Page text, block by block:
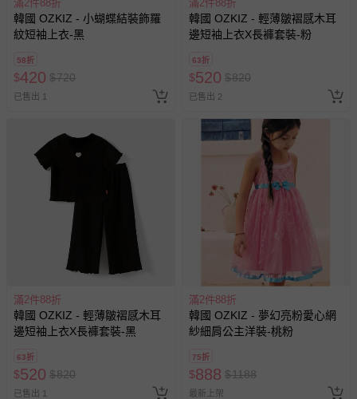
示字句等說明貼紙、封條者。
國際航空、客運、訂房等服務。
相關的退換貨辦理流程，可詳見：退換貨 & 退款問題
運送服務：目前提供的運送僅限台灣本島。如您位於離島地
區，可能會無法配送，或須依據商品需加收離島運費。廠商
亦保留出貨與否的權利。離島、偏遠地區、樓層親送等加價
費用，可能會另需加收。
商品實際的配達日期，可於訂單個人資料內的查詢訂單內，
已出貨通知之訊息為主。
如您收到商品，請依正常流程檢查是否完好，若商品遇瑕疵
情形，您可申請更換新品或退貨，請見：退貨的辦理流程
若您對於會員帳號、商品訂購與資訊、購物流程、付款方
式、折價券與購物金的使用、退貨及商品運送方式等有疑
問，你可詳見： 媽咪愛客服中心 。
預購商品：預購為海外同步代購，遇缺貨即會通知媽咪並協
助取消退款事宜。
滿2件88折
韓國 OZKIZ - 小蝴蝶結裝飾羅
紋短袖上衣-黑
58折
$420 $720
已售出 1
滿2件88折
韓國 OZKIZ - 輕薄皺褶感木耳
邊短袖上衣X長褲套裝-粉
63折
$520 $820
已售出 2
滿2件88折
韓國 OZKIZ - 輕薄皺褶感木耳
邊短袖上衣X長褲套裝-黑
63折
$520 $820
已售出 1
滿2件88折
韓國 OZKIZ - 夢幻亮粉愛心網
紗細肩公主洋裝-桃粉
75折
$888 $1188
最新上架